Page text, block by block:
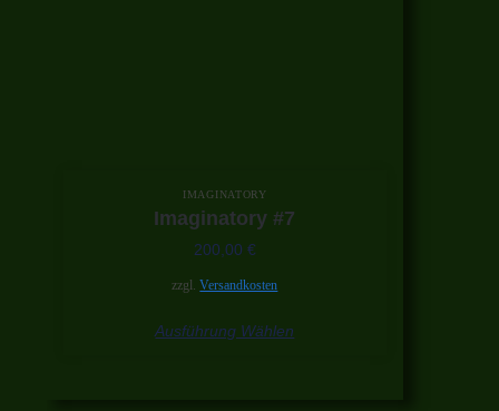
IMAGINATORY
Imaginatory #7
200,00 €
zzgl.Versandkosten
Ausführung Wählen